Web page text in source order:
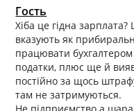
Гость
Хіба це гідна
вказують як
працювати
податки, плюс ще й
постійно за щось
там не затримуються.